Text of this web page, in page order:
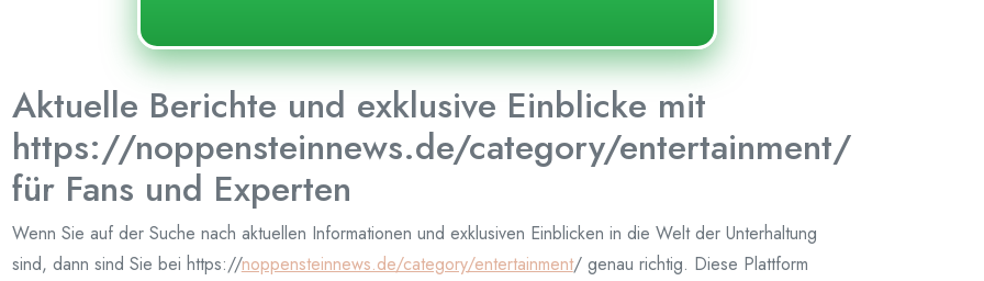
Aktuelle Berichte und exklusive Einblicke mit
https://noppensteinnews.de/category/entertainment/
für Fans und Experten
Wenn Sie auf der Suche nach aktuellen Informationen und exklusiven Einblicken in die Welt der Unterhaltung
sind, dann sind Sie bei https://noppensteinnews.de/category/entertainment/ genau richtig. Diese Plattform